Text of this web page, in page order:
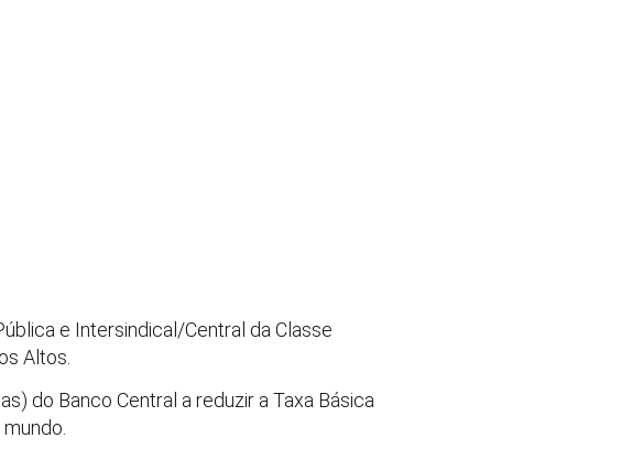
e Intersindical/Central da Classe
Altos.
do Banco Central a reduzir a Taxa Básica